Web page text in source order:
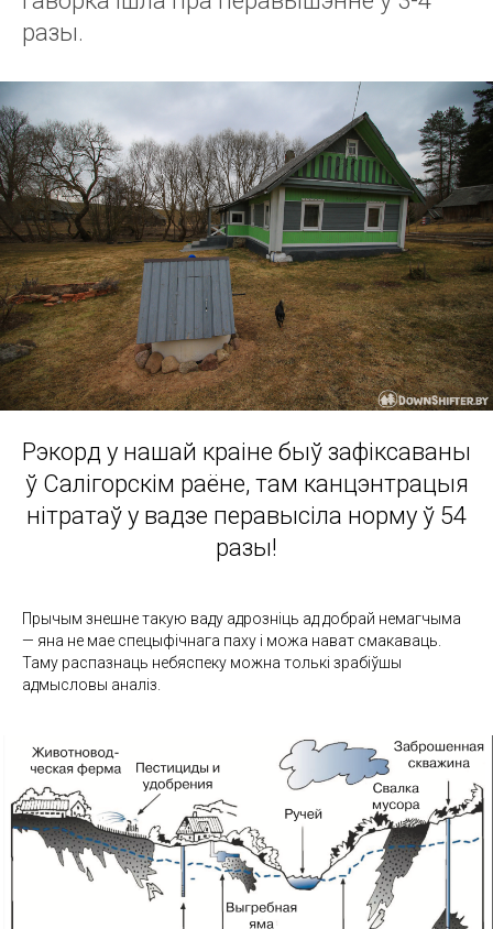
разы.
Рэкорд у нашай краіне быў зафіксаваны
ў Салігорскім раёне, там канцэнтрацыя
нітратаў у вадзе перавысіла норму ў 54
разы!
Прычым знешне такую ваду адрозніць ад добрай немагчыма
— яна не мае спецыфічнага паху і можа нават смакаваць.
Таму распазнаць небяспеку можна толькі зрабіўшы
адмысловы аналіз.